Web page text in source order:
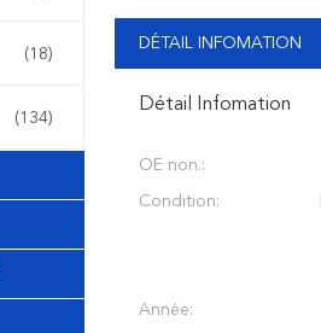
(18)
(134)
DÉTAIL INFOMATION
Détail Infomation
OE non.:
Condition:
Année: